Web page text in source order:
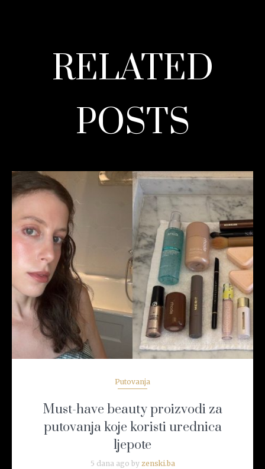
RELATED
POSTS
READ MORE
Putovanja
Must-have beauty proizvodi za
putovanja koje koristi urednica
ljepote
5 dana ago by zenski.ba